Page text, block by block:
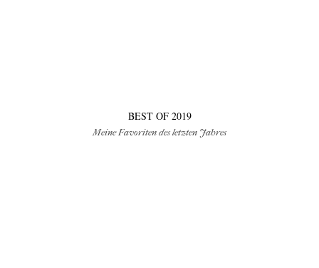
BEST OF 2019
Meine Favoriten des letzten Jahres